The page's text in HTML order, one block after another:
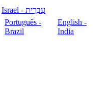
עִבְרִית - Israel
Português -
Brazil
English -
India